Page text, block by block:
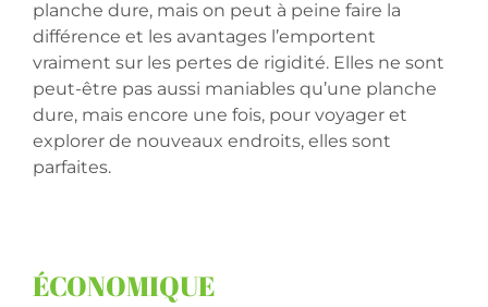
planche dure, mais on peut à peine faire la
différence et les avantages l’emportent
vraiment sur les pertes de rigidité. Elles ne sont
peut-être pas aussi maniables qu’une planche
dure, mais encore une fois, pour voyager et
explorer de nouveaux endroits, elles sont
parfaites.
ÉCONOMIQUE